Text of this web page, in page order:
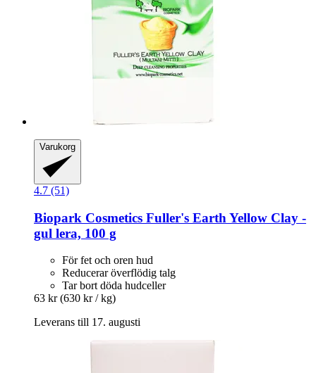
Varukorg
4.7 (51)
Biopark Cosmetics Fuller's Earth Yellow Clay -​
gul lera, 100 g
För fet och oren hud
Reducerar överflödig talg
Tar bort döda hudceller
63 kr (630 kr / kg)
Leverans till 17. augusti